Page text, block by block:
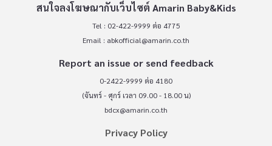
สนใจลงโฆษณากับเว็บไซต์ Amarin Baby&Kids
Tel : 02-422-9999 ต่อ 4775
Email : abkofficial@amarin.co.th
Report an issue or send feedback
0-2422-9999 ต่อ 4180
(จันทร์ - ศุกร์ เวลา 09.00 - 18.00 น)
bdcx@amarin.co.th
Privacy Policy